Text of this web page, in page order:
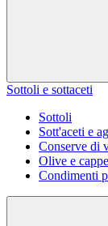
Sottoli e sottaceti
Sottoli
Sott'aceti e
Conserve di
Olive e
Condimenti